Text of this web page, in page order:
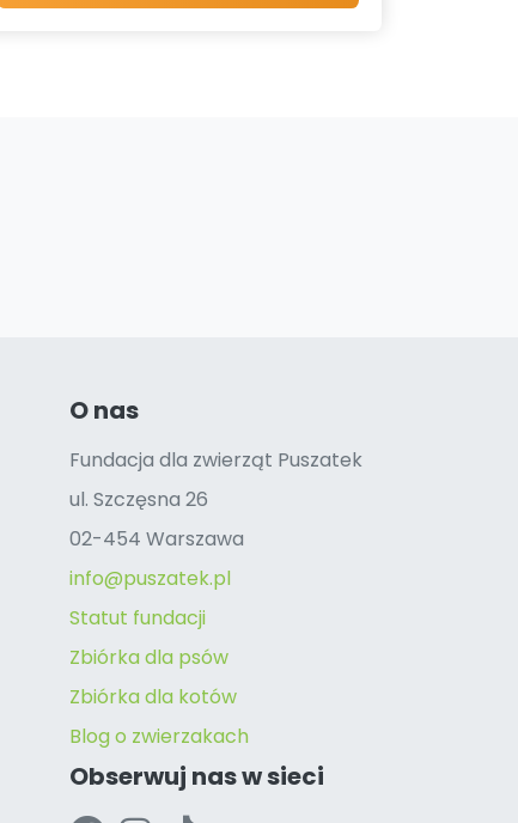
O nas
Fundacja dla zwierząt Puszatek
ul. Szczęsna 26
02-454 Warszawa
info@puszatek.pl
Statut fundacji
Zbiórka dla psów
Zbiórka dla kotów
Blog o zwierzakach
Obserwuj nas w sieci